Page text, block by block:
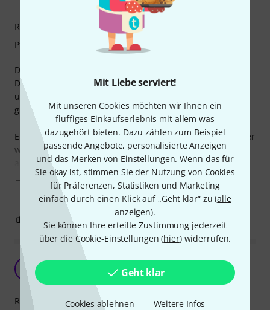
Mit Liebe serviert!
Mit unseren Cookies möchten wir Ihnen ein
fluffiges Einkaufserlebnis mit allem was
dazugehört bieten. Dazu zählen zum Beispiel
passende Angebote, personalisierte Anzeigen
und das Merken von Einstellungen. Wenn das für
Sie okay ist, stimmen Sie der Nutzung von Cookies
für Präferenzen, Statistiken und Marketing
einfach durch einen Klick auf „Geht klar“ zu (alle
anzeigen).
Sie können Ihre erteilte Zustimmung jederzeit
über die Cookie-Einstellungen (hier) widerrufen.
Geht klar
Cookies ablehnen Weitere Infos
Die Mundstückbürste ist für mich ein Verbrauchsprodukt.
Dennoch sollte sie es ja auch ein paar Reinigungen gut tun
und sie soll sicher sein. Die Reinigungswirkung ist wirklich
gut und die Abmessungen der Bürste ist genau richtig.
Einziger Schwachpunkt ist die Spitze. Die ist aus einem eher
weicheren Plastik und ist direkt beim ersten Benutzen
abgegangen.
Mehr anzeigen
Reinigungswirkung
Pflegewirkung
0 BEWERTUNG MELDEN
Geht so - da gibt es bessere!
Blasius_2845269 12.02.2020
Reinigungswirkung